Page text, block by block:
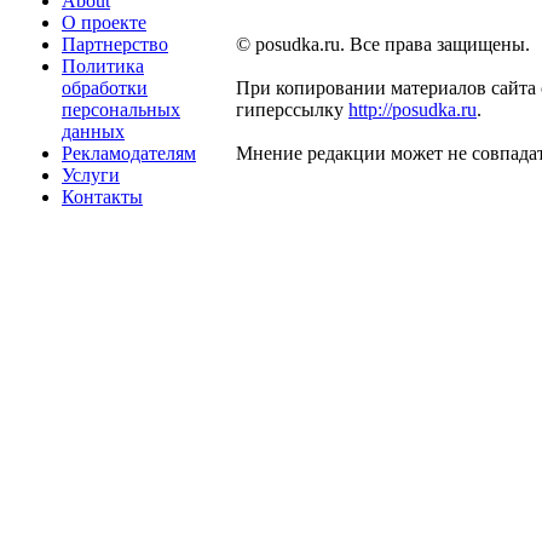
О проекте
Партнерство
Политика
обработки
персональных
данных
Рекламодателям
Услуги
Контакты
© posudka.ru. Все права защищены.
При копировании материалов сайта
гиперссылку http://posudka.ru.
Мнение редакции может не